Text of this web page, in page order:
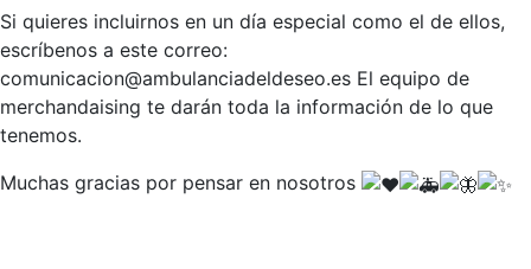
Si quieres incluirnos en un día especial como el de ellos,
escríbenos a este correo:
comunicacion@ambulanciadeldeseo.es El equipo de
merchandaising te darán toda la información de lo que
tenemos.
Muchas gracias por pensar en nosotros